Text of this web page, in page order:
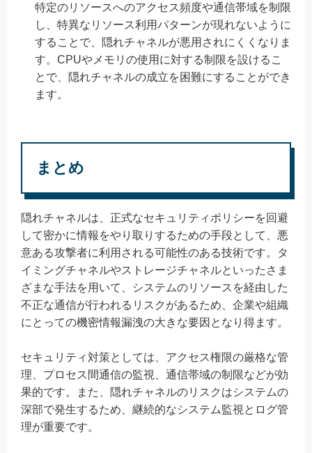
特定のリソースへのアクセス頻度や通信帯域を制限
し、特異なリソース利用パターンが現れないように
することで、隠れチャネルが悪用されにくくなりま
す。CPUやメモリの使用に対する制限を設けるこ
とで、隠れチャネルの成立を困難にすることができ
ます。
まとめ
隠れチャネルは、正式なセキュリティポリシーを回避
して密かに情報をやり取りするための手段として、悪
意ある攻撃者に利用される可能性のある技術です。タ
イミングチャネルやストレージチャネルといったさま
ざまな手法を用いて、システムのリソースを経由した
不正な通信が行われるリスクがあるため、企業や組織
にとっての機密情報漏洩の大きな要因となり得ます。
セキュリティ対策としては、アクセス権限の厳格な管
理、プロセス間通信の監視、通信帯域の制限などが効
果的です。また、隠れチャネルのリスクはシステムの
深部で発生するため、継続的なシステム監視とログ管
理が重要です。